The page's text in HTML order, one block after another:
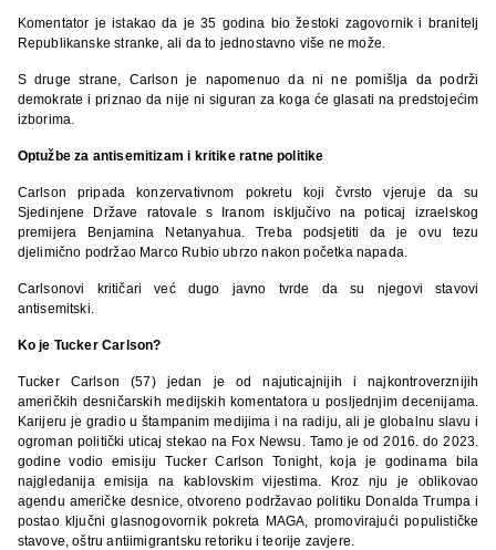
Komentator je istakao da je 35 godina bio žestoki zagovornik i branitelj
Republikanske stranke, ali da to jednostavno više ne može.
S druge strane, Carlson je napomenuo da ni ne pomišlja da podrži
demokrate i priznao da nije ni siguran za koga će glasati na predstojećim
izborima.
Optužbe za antisemitizam i kritike ratne politike
Carlson pripada konzervativnom pokretu koji čvrsto vjeruje da su
Sjedinjene Države ratovale s Iranom isključivo na poticaj izraelskog
premijera Benjamina Netanyahua. Treba podsjetiti da je ovu tezu
djelimično podržao Marco Rubio ubrzo nakon početka napada.
Carlsonovi kritičari već dugo javno tvrde da su njegovi stavovi
antisemitski.
Ko je Tucker Carlson?
Tucker Carlson (57) jedan je od najuticajnijih i najkontroverznijih
američkih desničarskih medijskih komentatora u posljednjim decenijama.
Karijeru je gradio u štampanim medijima i na radiju, ali je globalnu slavu i
ogroman politički uticaj stekao na Fox Newsu. Tamo je od 2016. do 2023.
godine vodio emisiju Tucker Carlson Tonight, koja je godinama bila
najgledanija emisija na kablovskim vijestima. Kroz nju je oblikovao
agendu američke desnice, otvoreno podržavao politiku Donalda Trumpa i
postao ključni glasnogovornik pokreta MAGA, promovirajući populističke
stavove, oštru antiimigrantsku retoriku i teorije zavjere.